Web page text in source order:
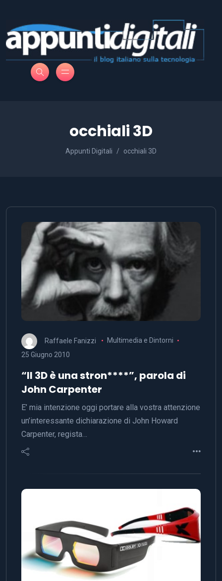
occhiali 3D
Appunti Digitali occhiali 3D
Raffaele Fanizzi
Multimedia e Dintorni
25 Giugno 2010
“Il 3D è una stron****”, parola di
John Carpenter
E’ mia intenzione oggi portare alla vostra attenzione
un’interessante dichiarazione di John Howard
Carpenter, regista…